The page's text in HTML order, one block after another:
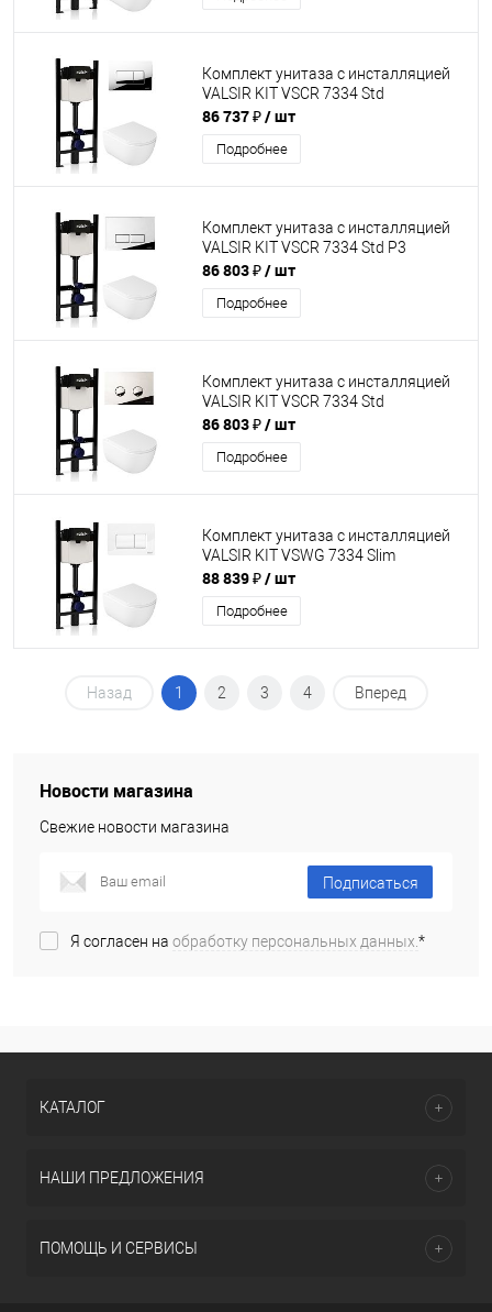
Комплект унитаза с инсталляцией
VALSIR KIT VSCR 7334 Std
86 737 ₽/ шт
Подробнее
Комплект унитаза с инсталляцией
VALSIR KIT VSCR 7334 Std P3
86 803 ₽/ шт
Подробнее
Комплект унитаза с инсталляцией
VALSIR KIT VSCR 7334 Std
86 803 ₽/ шт
Подробнее
Комплект унитаза с инсталляцией
VALSIR KIT VSWG 7334 Slim
88 839 ₽/ шт
Подробнее
Назад 1 2 3 4 Вперед
Новости магазина
Свежие новости магазина
Подписаться
Я согласен на обработку персональных данных.*
КАТАЛОГ
НАШИ ПРЕДЛОЖЕНИЯ
ПОМОЩЬ И СЕРВИСЫ